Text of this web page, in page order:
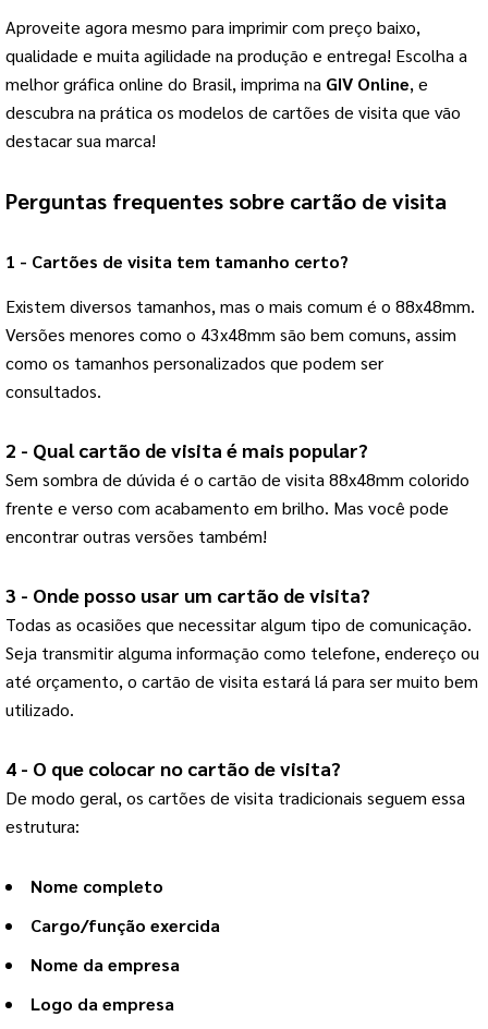
Aproveite agora mesmo para imprimir com preço baixo,
qualidade e muita agilidade na produção e entrega! Escolha a
melhor gráfica online do Brasil, imprima na GIV Online, e
descubra na prática os modelos de cartões de visita que vão
destacar sua marca!
Perguntas frequentes sobre cartão de visita
1 - Cartões de visita tem tamanho certo?
Existem diversos tamanhos, mas o mais comum é o 88x48mm.
Versões menores como o 43x48mm são bem comuns, assim
como os tamanhos personalizados que podem ser
consultados.
2 - Qual cartão de visita é mais popular?
Sem sombra de dúvida é o cartão de visita 88x48mm colorido
frente e verso com acabamento em brilho. Mas você pode
encontrar outras versões também!
3 - Onde posso usar um cartão de visita?
Todas as ocasiões que necessitar algum tipo de comunicação.
Seja transmitir alguma informação como telefone, endereço ou
até orçamento, o cartão de visita estará lá para ser muito bem
utilizado.
4 - O que colocar no cartão de visita?
De modo geral, os cartões de visita tradicionais seguem essa
estrutura:
Nome completo
Cargo/função exercida
Nome da empresa
Logo da empresa